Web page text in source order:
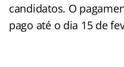
candidatos. O
pago até o dia 15 de